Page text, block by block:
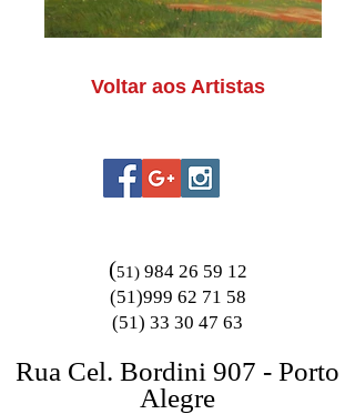
Voltar aos Artistas
(51) 984 26 59 12
(51)999 62 71 58
(51) 33 30 47 63
Rua Cel. Bordini 907 - Porto
Alegre